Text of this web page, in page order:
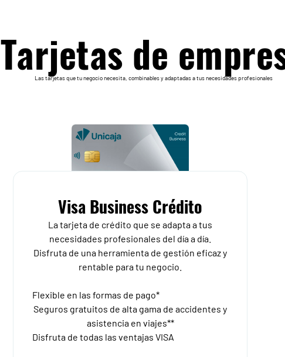
Tarjetas de
Las tarjetas que tu negocio necesita, combinables y adaptadas a tus necesidades profesionales
Visa Business Crédito
La tarjeta de crédito que se adapta a tus
necesidades profesionales del día a día.
Disfruta de una herramienta de gestión eficaz y
rentable para tu negocio.
Flexible en las formas de pago*
Seguros gratuitos de alta gama de accidentes y
asistencia en viajes**
Disfruta de todas las ventajas VISA